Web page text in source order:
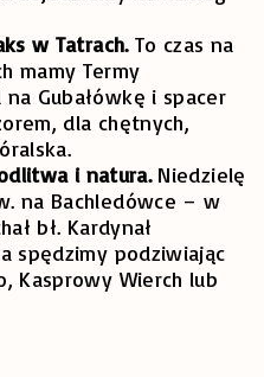
w Tatrach.To czas na
mamy Termy
Gubałówkę i spacer
dla chętnych,
i natura.Niedzielę
na Bachledówce – w
bł. Kardynał
spędzimy podziwiając
Kasprowy Wierch lub